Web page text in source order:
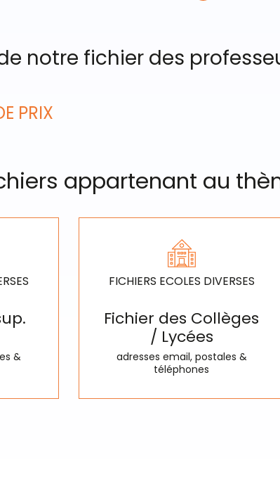
notre fichier des
PRIX
appartenant au
&
FICHIERS ECOLES DIVERSES
Fichier des Collèges
/ Lycées
adresses email, postales &
téléphones